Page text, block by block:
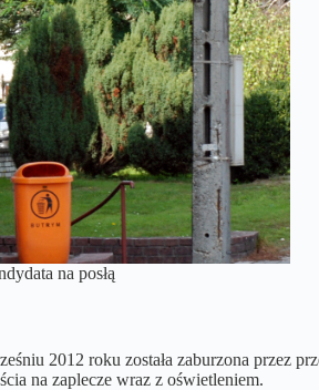
na posłą
2012 roku została zaburzona przez
na zaplecze wraz z oświetleniem.